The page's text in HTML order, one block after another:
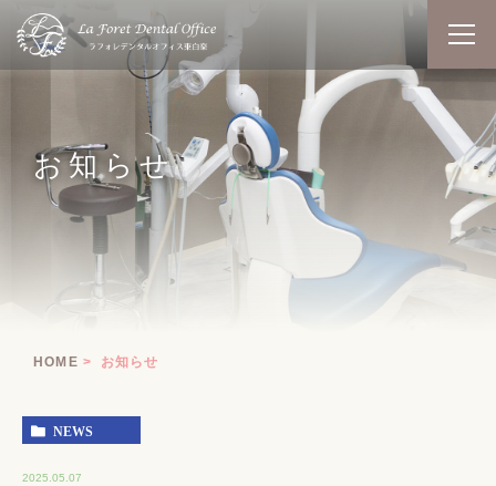
お知らせ
HOME お知らせ
NEWS
2025.05.07